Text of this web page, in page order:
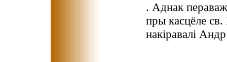
. Аднак
пры касцёле св.
накіравалі